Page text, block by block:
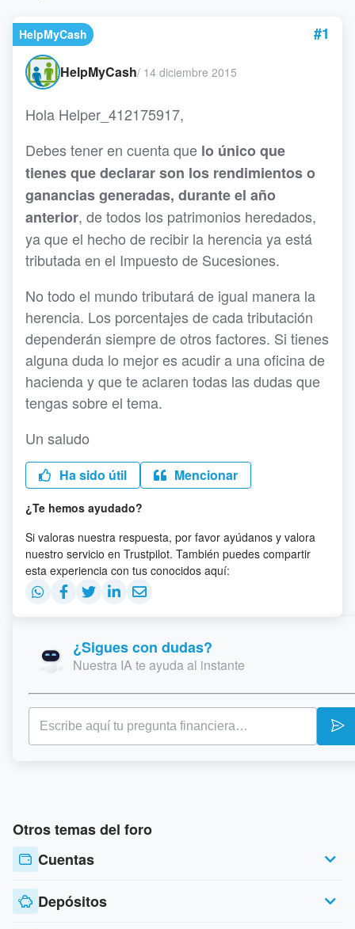
HelpMyCash #1
HelpMyCash/ 14 diciembre 2015
Hola Helper_412175917,
Debes tener en cuenta que lo único que
tienes que declarar son los rendimientos o
ganancias generadas, durante el año
anterior, de todos los patrimonios heredados,
ya que el hecho de recibir la herencia ya está
tributada en el Impuesto de Sucesiones.
No todo el mundo tributará de igual manera la
herencia. Los porcentajes de cada tributación
dependerán siempre de otros factores. Si tienes
alguna duda lo mejor es acudir a una oficina de
hacienda y que te aclaren todas las dudas que
tengas sobre el tema.
Un saludo
Ha sido útil Mencionar
¿Te hemos ayudado?
Si valoras nuestra respuesta, por favor ayúdanos y valora
nuestro servicio en Trustpilot. También puedes compartir
esta experiencia con tus conocidos aquí:
¿Sigues con dudas?
Nuestra IA te ayuda al instante
Otros temas del foro
Cuentas
Depósitos